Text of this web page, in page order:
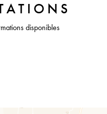
disponibles